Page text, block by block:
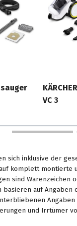
VC 3
sich inklusive der
komplett
sind Warenzeichen
basieren auf
und Irrtümer